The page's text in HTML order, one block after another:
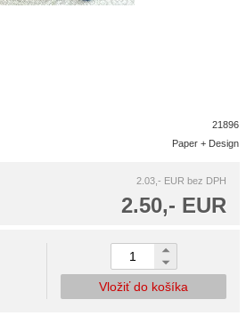
21896
Paper + Design
2.03,- EUR bez DPH
2.50,- EUR
Vložiť do košíka